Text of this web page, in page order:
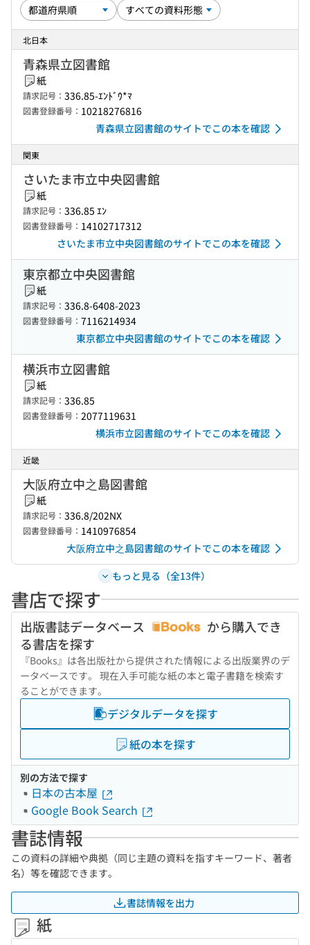
北日本
青森県立図書館
紙
請求記号： 336.85-ｴﾝﾄﾞｳ*ﾏ
図書登録番号： 10218276816
青森県立図書館のサイトでこの本を確認
関東
さいたま市立中央図書館
紙
請求記号： 336.85 ｴﾝ
図書登録番号： 14102717312
さいたま市立中央図書館のサイトでこの本を確認
東京都立中央図書館
紙
請求記号： 336.8-6408-2023
図書登録番号： 7116214934
東京都立中央図書館のサイトでこの本を確認
横浜市立図書館
紙
請求記号： 336.85
図書登録番号： 2077119631
横浜市立図書館のサイトでこの本を確認
近畿
大阪府立中之島図書館
紙
請求記号： 336.8/202NX
図書登録番号： 1410976854
大阪府立中之島図書館のサイトでこの本を確認
もっと見る（全13件）
書店で探す
出版書誌データベース
から購入でき
る書店を探す
『Books』は各出版社から提供された情報による出版業界のデ
ータベースです。 現在入手可能な紙の本と電子書籍を検索す
ることができます。
デジタルデータを探す
紙の本を探す
別の方法で探す
日本の古本屋
Google Book Search
書誌情報
この資料の詳細や典拠（同じ主題の資料を指すキーワード、著者
名）等を確認できます。
書誌情報を出力
紙